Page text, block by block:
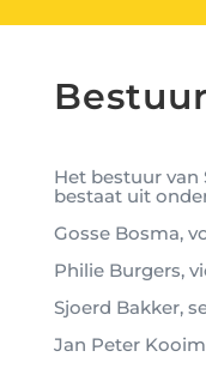
Bestuur
Het bestuur van
bestaat uit
Gosse Bosma,
Philie Burgers,
Sjoerd Bakker,
Jan Peter